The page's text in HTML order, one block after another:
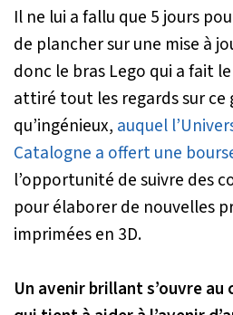
Il ne lui a fallu que 5 jours
de plancher sur une mise à
donc le bras Lego qui a fait
attiré tout les regards sur ce
qu’ingénieux, auquel
Catalogne a offert une
l’opportunité de suivre des
pour élaborer de nouvelles
imprimées en 3D.
Un avenir brillant s’ouvre